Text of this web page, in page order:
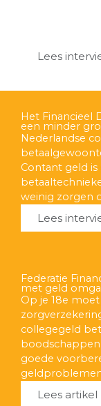
Lees
Het Financieel
een minder
Nederlandse
Contant geld
weinig zorgen
Lees
Federatie
met geld
Op je 18e
collegegeld
goede
Lees artikel